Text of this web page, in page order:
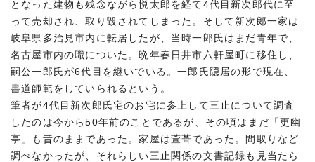
となった建物も残念ながら悦太郎を経て4代目新次郎代に至
って売却され、取り毀されてしまった。そして新次郎一家は
岐阜県多治見市内に転居したが、当時一郎氏はまだ青年で、
名古屋市内の職についた。晩年春日井市六軒屋町に移住し、
嗣公一郎氏が6代目を継いでいる。一郎氏隠居の形で現在、
書道師範をしていられるという。
筆者が4代目新次郎氏宅のお宅に参上して三止について調査
したのは今から50年前のことであるが、その頃はまだ「更幽
亭」も昔のままであった。家屋は萱葺であった。間取りなど
調べなかったが、それらしい三止関係の文書記録も見当たら